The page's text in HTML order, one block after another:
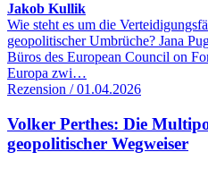
Jakob Kullik
Wie steht es um die
geopolitischer Umbrüche? Jana
Büros des European Council on
Europa zwi…
Rezension / 01.04.2026
Volker Perthes: Die
geopolitischer Wegweiser